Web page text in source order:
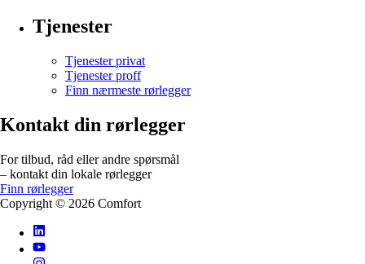
Tjenester
Tjenester privat
Tjenester proff
Finn nærmeste rørlegger
Kontakt din rørlegger
For tilbud, råd eller andre spørsmål
– kontakt din lokale rørlegger
Finn rørlegger
Copyright © 2026 Comfort